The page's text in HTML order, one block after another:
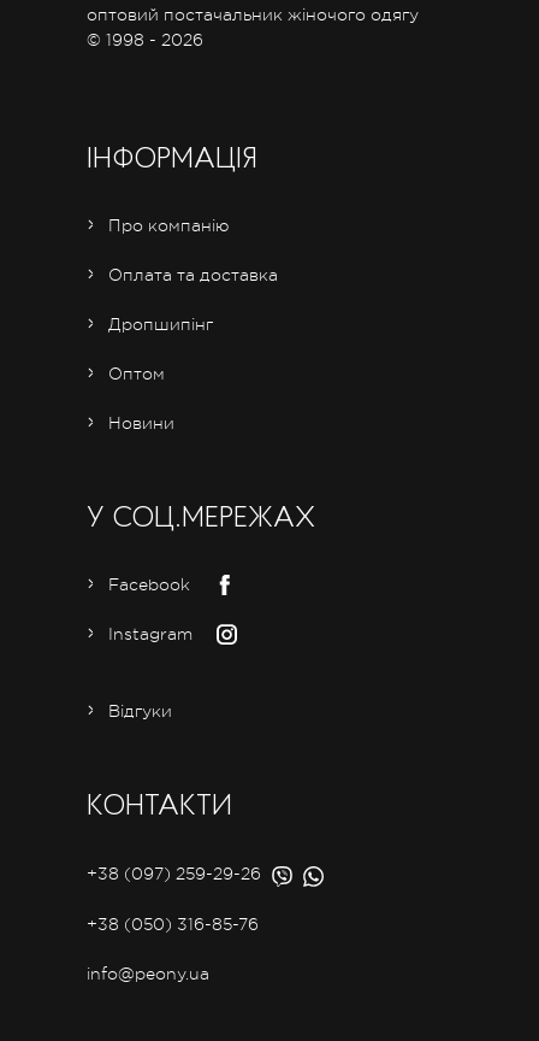
оптовий постачальник жіночого одягу
© 1998 - 2026
ІНФОРМАЦІЯ
Про компанію
Оплата та доставка
Дропшипінг
Оптом
Новини
У СОЦ.МЕРЕЖАХ
Facebook
Instagram
Відгуки
КОНТАКТИ
+38 (097) 259-29-26
+38 (050) 316-85-76
info@peony.ua